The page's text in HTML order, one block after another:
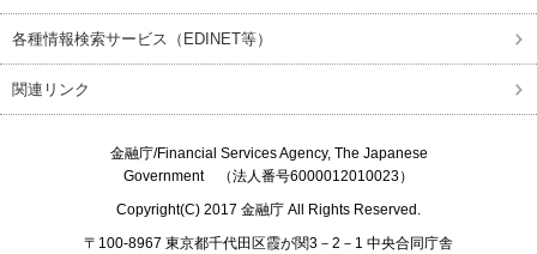
各種情報検索サービス（EDINET等）
関連リンク
金融庁/Financial Services Agency, The Japanese
Government（法人番号6000012010023）
Copyright(C) 2017 金融庁 All Rights Reserved.
〒100-8967 東京都千代田区霞が関3－2－1 中央合同庁舎